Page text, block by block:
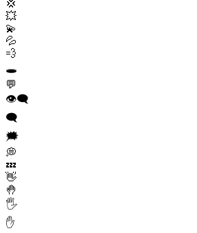
💢
💥
💫
💦
💨
🕳️
💬
👁️‍🗨️
🗨️
🗯️
💭
💤
👋
🤚
🖐️
✋